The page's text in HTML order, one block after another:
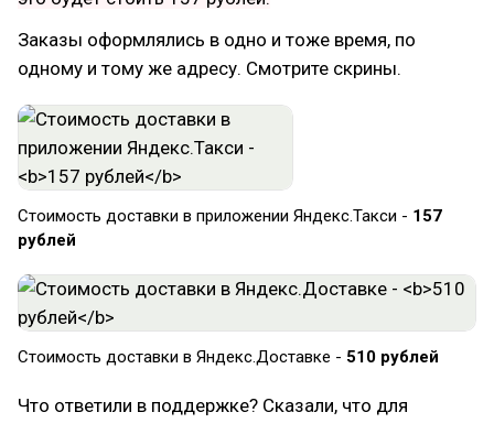
Заказы оформлялись в одно и тоже время, по
одному и тому же адресу. Смотрите скрины.
Стоимость доставки в приложении Яндекс.Такси - 157
рублей
Стоимость доставки в Яндекс.Доставке - 510 рублей
Что ответили в поддержке? Сказали, что для